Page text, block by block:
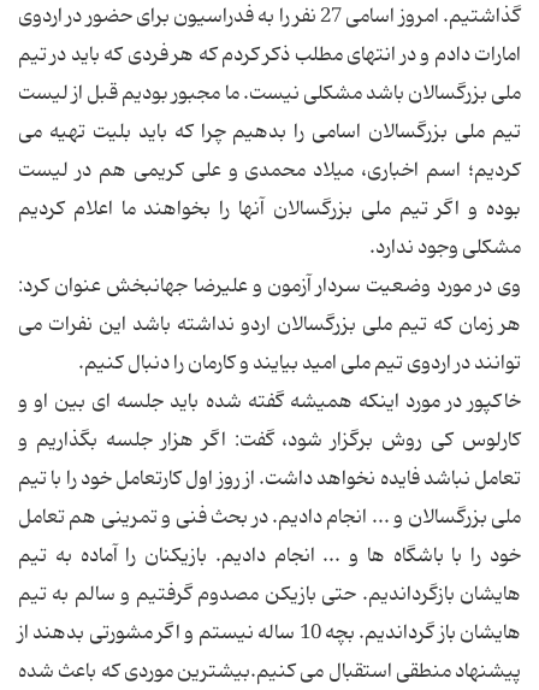
گذاشتیم. امروز اسامی 27 نفر را به فدراسیون برای حضور در اردوی
امارات دادم و در انتهای مطلب ذکر کردم که هر فردی که باید در تیم
ملی بزرگسالان باشد مشکلی نیست. ما مجبور بودیم قبل از لیست
تیم ملی بزرگسالان اسامی را بدهیم چرا که باید بلیت تهیه می
کردیم؛ اسم اخباری، میلاد محمدی و علی کریمی هم در لیست
بوده و اگر تیم ملی بزرگسالان آنها را بخواهند ما اعلام کردیم
مشکلی وجود ندارد.
وی در مورد وضعیت سردار آزمون و علیرضا جهانبخش عنوان کرد:
هر زمان که تیم ملی بزرگسالان اردو نداشته باشد این نفرات می
توانند در اردوی تیم ملی امید بیایند و کارمان را دنبال کنیم.
خاکپور در مورد اینکه همیشه گفته شده باید جلسه ای بین او و
کارلوس کی روش برگزار شود، گفت: اگر هزار جلسه بگذاریم و
تعامل نباشد فایده نخواهد داشت. از روز اول کارتعامل خود را با تیم
ملی بزرگسالان و ... انجام دادیم. در بحث فنی و تمرینی هم تعامل
خود را با باشگاه ها و ... انجام دادیم. بازیکنان را آماده به تیم
هایشان بازگرداندیم. حتی بازیکن مصدوم گرفتیم و سالم به تیم
هایشان باز گرداندیم. بچه 10 ساله نیستم و اگر مشورتی بدهند از
پیشنهاد منطقی استقبال می کنیم.بیشترین موردی که باعث شده